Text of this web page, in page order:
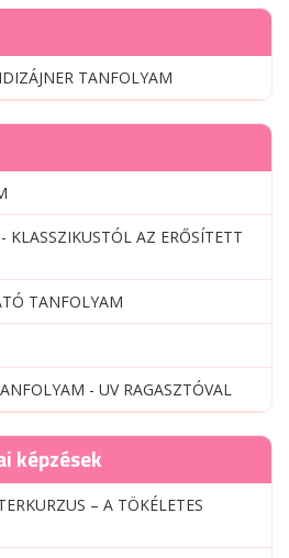
TANFOLYAM
KLASSZIKUSTÓL AZ ERŐSÍTETT
TANFOLYAM
- UV RAGASZTÓVAL
képzések
– A TÖKÉLETES